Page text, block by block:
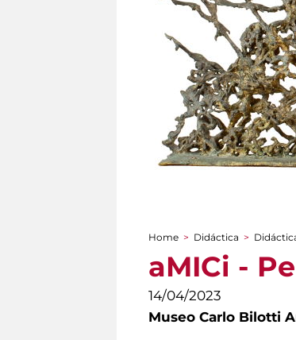
You are here
Home > Didáctica >
aMICi -
14/04/2023
Museo Carlo Bilotti